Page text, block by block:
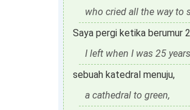
who cried all the way to
Saya pergi ketika berumur
I left when I was 25
sebuah katedral menuju,
a cathedral to green,